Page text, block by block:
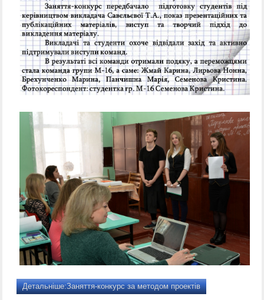
Детальніше:Заняття-конкурс за методом проектів